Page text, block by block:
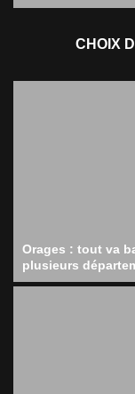
CHOIX
Orages : tout va
plusieurs